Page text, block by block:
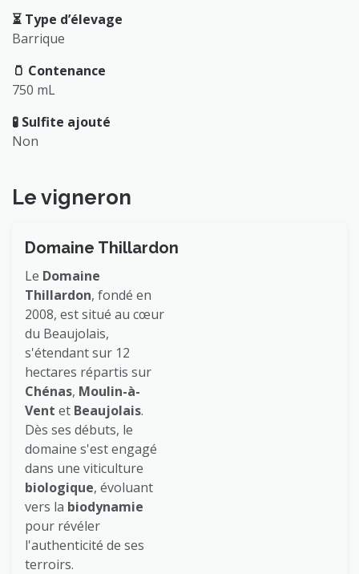
⏳️ Type d’élevage
Barrique
🫙 Contenance
750 mL
🧪 Sulfite ajouté
Non
Le vigneron
Domaine Thillardon
Le Domaine
Thillardon, fondé en
2008, est situé au cœur
du Beaujolais,
s'étendant sur 12
hectares répartis sur
Chénas, Moulin-à-
Vent et Beaujolais.
Dès ses débuts, le
domaine s'est engagé
dans une viticulture
biologique, évoluant
vers la biodynamie
pour révéler
l'authenticité de ses
terroirs.